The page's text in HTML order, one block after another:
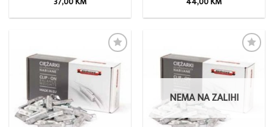
Add to
wishlist
Add to
wishlist
NEMA NA ZALIHI